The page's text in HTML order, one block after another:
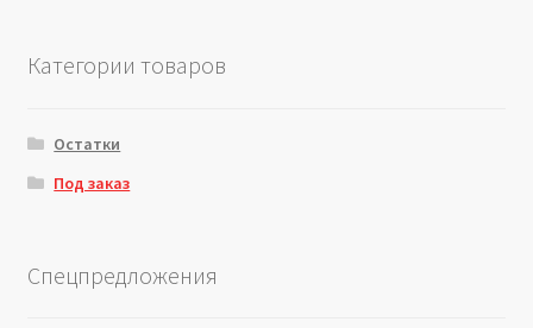
Категории товаров
Остатки
Под заказ
Спецпредложения